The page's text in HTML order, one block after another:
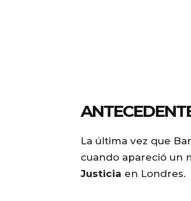
La última vez que
cuando apareció un
Justicia en Londres.